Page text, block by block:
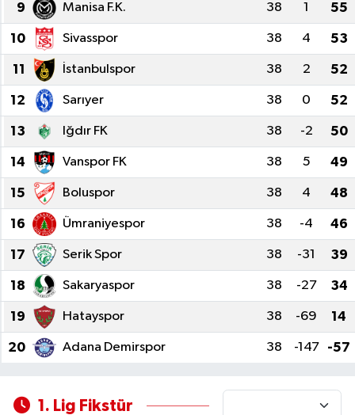
9 Manisa F.K. 38 1 55
10 Sivasspor 38 4 53
11 İstanbulspor 38 2 52
12 Sarıyer 38 0 52
13 Iğdır FK 38 -2 50
14 Vanspor FK 38 5 49
15 Boluspor 38 4 48
16 Ümraniyespor 38 -4 46
17 Serik Spor 38 -31 39
18 Sakaryaspor 38 -27 34
19 Hatayspor 38 -69 14
20 Adana Demirspor 38 -147 -57
1. Lig Fikstür